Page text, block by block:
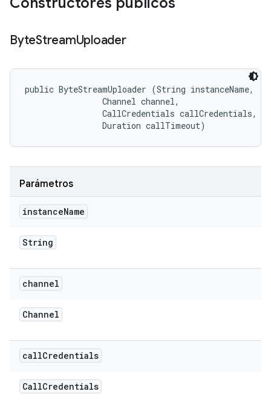
ByteStreamUploader
public ByteStreamUploader (String instanceName,
                Channel channel,
                CallCredentials callCredentials,
                Duration callTimeout)
Parámetros
instanceName
String
channel
Channel
callCredentials
CallCredentials